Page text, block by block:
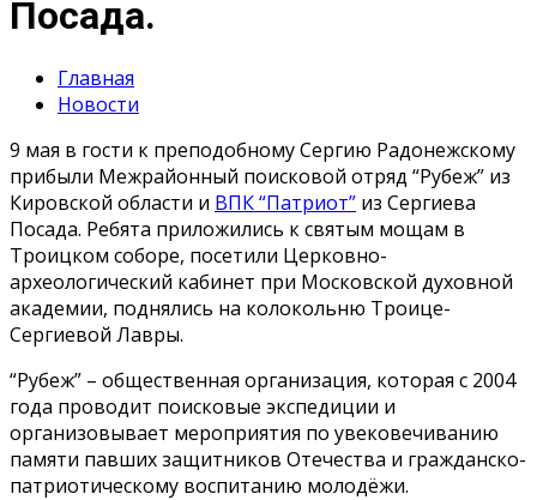
Посада.
Главная
Новости
9 мая в гости к преподобному Сергию Радонежскому
прибыли Межрайонный поисковой отряд “Рубеж” из
Кировской области и ВПК “Патриот” из Сергиева
Посада. Ребята приложились к святым мощам в
Троицком соборе, посетили Церковно-
археологический кабинет при Московской духовной
академии, поднялись на колокольню Троице-
Сергиевой Лавры.
“Рубеж” – общественная организация, которая с 2004
года проводит поисковые экспедиции и
организовывает мероприятия по увековечиванию
памяти павших защитников Отечества и гражданско-
патриотическому воспитанию молодёжи.